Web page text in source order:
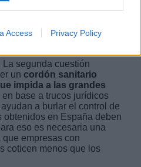
Access Privacy Policy
somos iguales, aplicar
siguen en vigor. Los
olos acosos
La segunda cuestión
un cordón sanitario
impida a las grandes
en base a trucos jurídicos
a burlar el control de
obtenidos en España deben
eso es necesaria una
empresas con
coticen menos que los